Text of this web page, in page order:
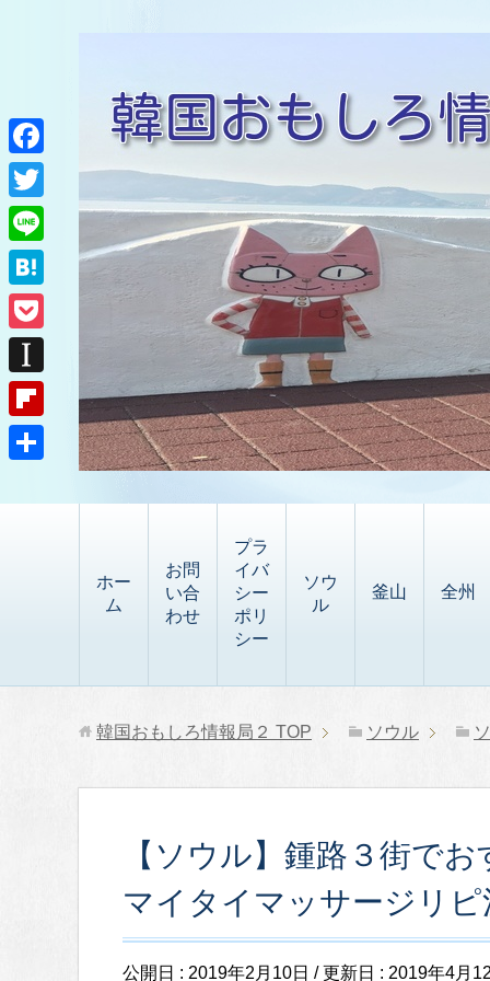
ホー
ム
お問
い合
わせ
プラ
イバ
シー
ポリ
シー
ソウ
ル
釜山 全州
韓国おもしろ情報局２ TOP ソウル
【ソウル】鍾路３街で
マイタイマッサージリピ
公開日 : 2019年2月10日 / 更新日 : 2019年4月
F
a
c
e
b
o
o
k
T
w
i
e
r
L
i
n
H
a
t
e
n
P
o
c
k
I
n
s
F
i